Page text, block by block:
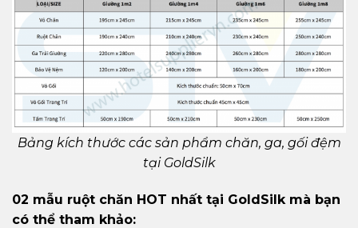
Bảng kích thước các sản phẩm chăn, ga, gối đệm
tại GoldSilk
02 mẫu ruột chăn HOT nhất tại GoldSilk mà bạn
có thể tham khảo: